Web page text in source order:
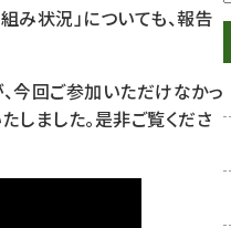
み状況」についても、報告
今回ご参加いただけなかっ
しました。是非ご覧くださ